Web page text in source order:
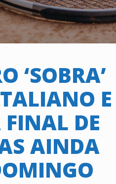
‘SOBRA’
E
DE
AINDA